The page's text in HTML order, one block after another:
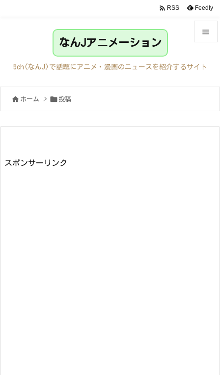

サイド
前へ

 RSS Feedly
なんJアニメーション
5ch(なんJ)で話題にアニメ・漫画のニュースを紹介するサイト
 ホーム >  投稿
スポンサーリンク